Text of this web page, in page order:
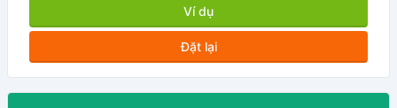
Ví dụ
Đặt lại